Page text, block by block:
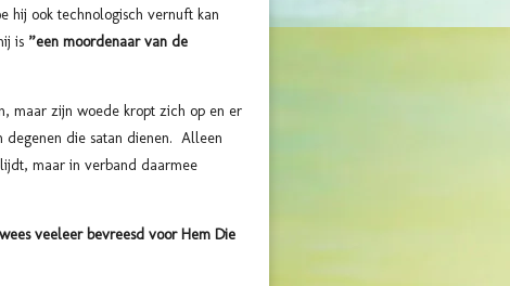
hij ook technologisch vernuft kan
is ”een moordenaar van de
maar zijn woede kropt zich op en er
degenen die satan dienen. Alleen
maar in verband daarmee
veeleer bevreesd voor Hem Die